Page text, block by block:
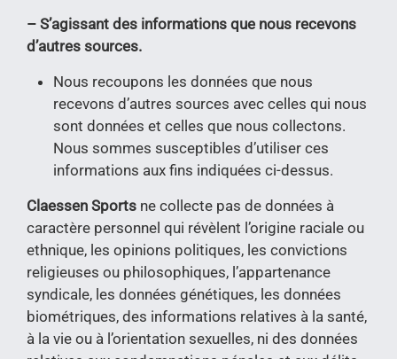
– S’agissant des informations que nous recevons
d’autres sources.
Nous recoupons les données que nous
recevons d’autres sources avec celles qui nous
sont données et celles que nous collectons.
Nous sommes susceptibles d’utiliser ces
informations aux fins indiquées ci-dessus.
Claessen Sports ne collecte pas de données à
caractère personnel qui révèlent l’origine raciale ou
ethnique, les opinions politiques, les convictions
religieuses ou philosophiques, l’appartenance
syndicale, les données génétiques, les données
biométriques, des informations relatives à la santé,
à la vie ou à l’orientation sexuelles, ni des données